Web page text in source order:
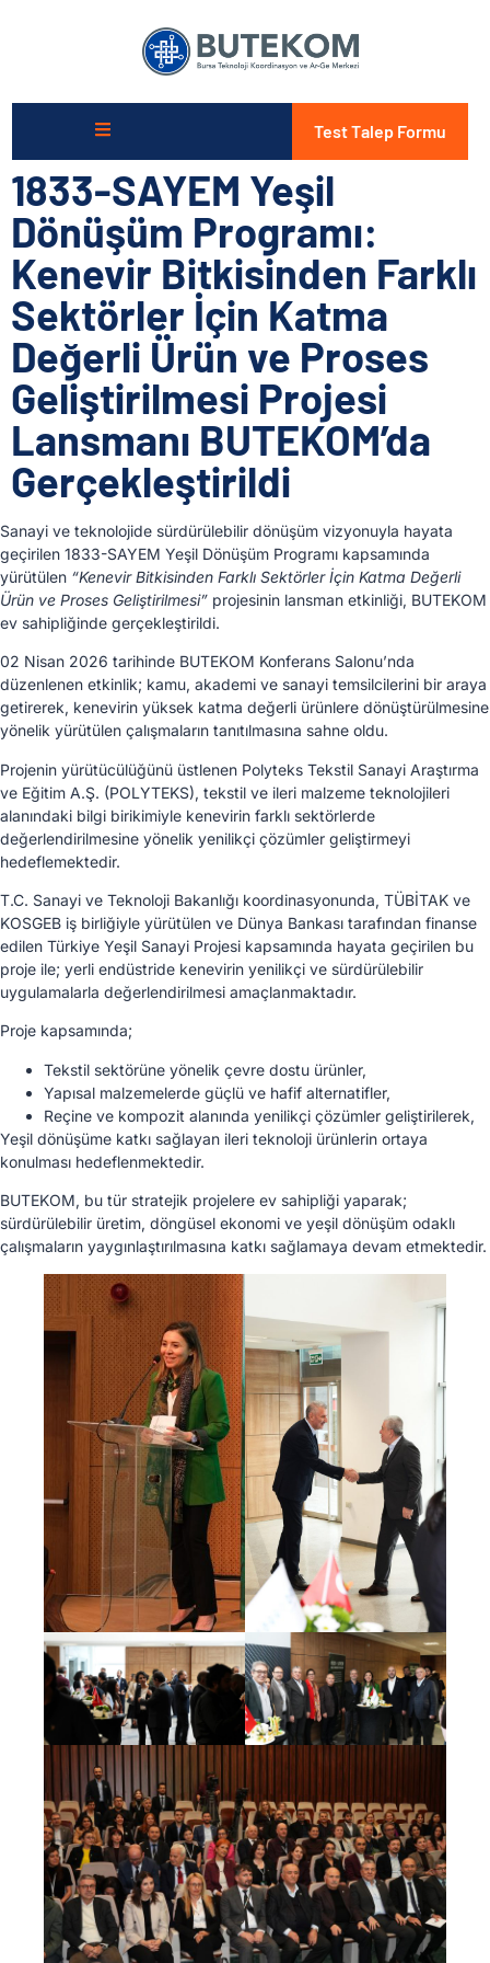
Test Talep Formu
1833-SAYEM Yeşil
Dönüşüm Programı:
Kenevir Bitkisinden Farklı
Sektörler İçin Katma
Değerli Ürün ve Proses
Geliştirilmesi Projesi
Lansmanı BUTEKOM’da
Gerçekleştirildi
Sanayi ve teknolojide sürdürülebilir dönüşüm vizyonuyla hayata
geçirilen 1833-SAYEM Yeşil Dönüşüm Programı kapsamında
yürütülen “Kenevir Bitkisinden Farklı Sektörler İçin Katma Değerli
Ürün ve Proses Geliştirilmesi” projesinin lansman etkinliği, BUTEKOM
ev sahipliğinde gerçekleştirildi.
02 Nisan 2026 tarihinde BUTEKOM Konferans Salonu’nda
düzenlenen etkinlik; kamu, akademi ve sanayi temsilcilerini bir araya
getirerek, kenevirin yüksek katma değerli ürünlere dönüştürülmesine
yönelik yürütülen çalışmaların tanıtılmasına sahne oldu.
Projenin yürütücülüğünü üstlenen Polyteks Tekstil Sanayi Araştırma
ve Eğitim A.Ş. (POLYTEKS), tekstil ve ileri malzeme teknolojileri
alanındaki bilgi birikimiyle kenevirin farklı sektörlerde
değerlendirilmesine yönelik yenilikçi çözümler geliştirmeyi
hedeflemektedir.
T.C. Sanayi ve Teknoloji Bakanlığı koordinasyonunda, TÜBİTAK ve
KOSGEB iş birliğiyle yürütülen ve Dünya Bankası tarafından finanse
edilen Türkiye Yeşil Sanayi Projesi kapsamında hayata geçirilen bu
proje ile; yerli endüstride kenevirin yenilikçi ve sürdürülebilir
uygulamalarla değerlendirilmesi amaçlanmaktadır.
Proje kapsamında;
Tekstil sektörüne yönelik çevre dostu ürünler,
Yapısal malzemelerde güçlü ve hafif alternatifler,
Reçine ve kompozit alanında yenilikçi çözümler geliştirilerek,
Yeşil dönüşüme katkı sağlayan ileri teknoloji ürünlerin ortaya
konulması hedeflenmektedir.
BUTEKOM, bu tür stratejik projelere ev sahipliği yaparak;
sürdürülebilir üretim, döngüsel ekonomi ve yeşil dönüşüm odaklı
çalışmaların yaygınlaştırılmasına katkı sağlamaya devam etmektedir.